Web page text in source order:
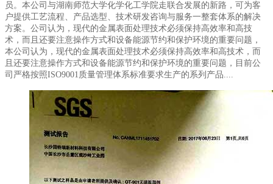
员。本公司与湖南师范大学化学化工学院走联合发展的新路，可为客
户提供工艺流程、产品选型、技术研发咨询与服务一整套体系的解决
方案。公司认为，现代的金属表面处理技术必须保持高效率和高技
术，而且还要注意操作方式和设备能源节约和保护环境的重要问题，
本公司认为，现代的金属表面处理技术必须保持高效率和高技术，而
且还要注意操作方式和设备能源节约和保护环境的重要问题，目前公
司严格按照ISO9001质量管理体系标准要求生产的系列产品....